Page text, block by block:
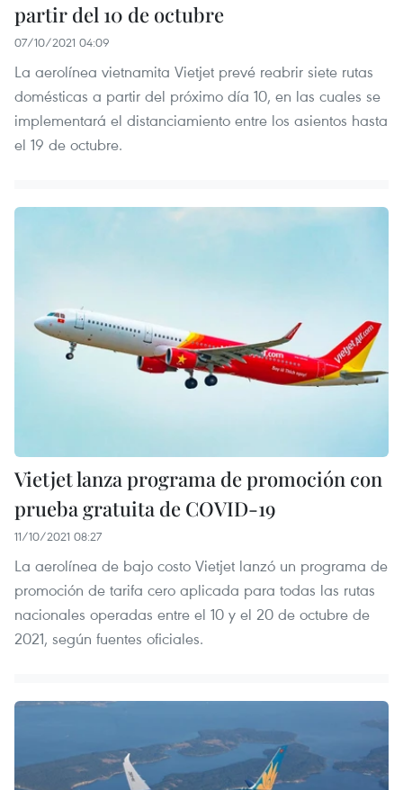
partir del 10 de octubre
07/10/2021 04:09
La aerolínea vietnamita Vietjet prevé reabrir siete rutas
domésticas a partir del próximo día 10, en las cuales se
implementará el distanciamiento entre los asientos hasta
el 19 de octubre.
Vietjet lanza programa de promoción con
prueba gratuita de COVID-19
11/10/2021 08:27
La aerolínea de bajo costo Vietjet lanzó un programa de
promoción de tarifa cero aplicada para todas las rutas
nacionales operadas entre el 10 y el 20 de octubre de
2021, según fuentes oficiales.